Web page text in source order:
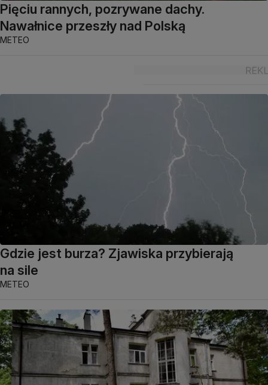
Pięciu rannych, pozrywane dachy.
Nawałnice przeszły nad Polską
METEO
Gdzie jest burza? Zjawiska przybierają
na sile
METEO